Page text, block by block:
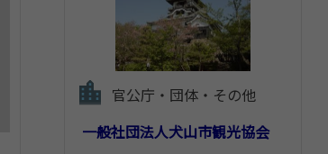
官公庁・団体・その他
一般社団法人犬山市観光協会